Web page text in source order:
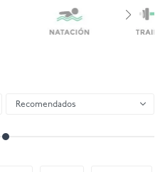
Recomendados